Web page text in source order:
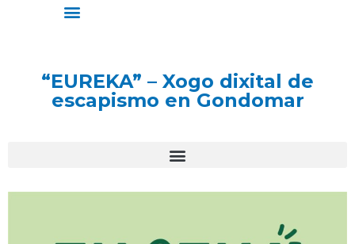
“EUREKA” – Xogo dixital de
escapismo en Gondomar